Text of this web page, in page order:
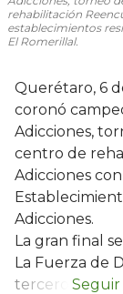
rehabilitación
establecimientos
El Romerillal.
Querétaro, 6
coronó
Adicciones,
centro de
Adicciones
Adicciones.
La gran final
La Fuerza de
tercero.